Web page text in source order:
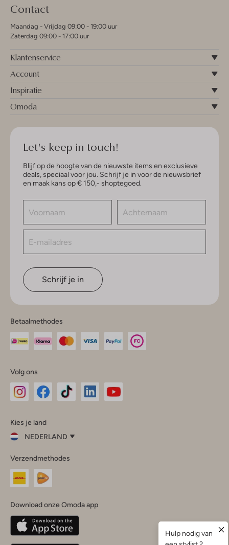
Contact
Maandag - Vrijdag 09:00 - 19:00 uur
Zaterdag 09:00 - 17:00 uur
Klantenservice
Account
Inspiratie
Omoda
Let's keep in touch!
Blijf op de hoogte van de nieuwste items en exclusieve
deals, speciaal voor jou. Schrijf je in voor de nieuwsbrief
en maak kans op € 150,- shoptegoed.
Schrijf je in
Betaalmethodes
Volg ons
InstagramFacebook
Kies je land
NEDERLAND
je
land
Nederland
Belgique(Français)
Deutschland
Verzendmethodes
Download onze Omoda app